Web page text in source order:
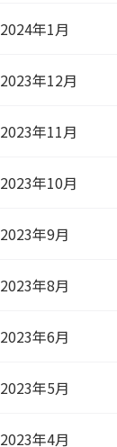
2024年1月
2023年12月
2023年11月
2023年10月
2023年9月
2023年8月
2023年6月
2023年5月
2023年4月